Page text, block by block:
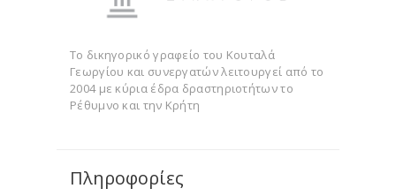
Το δικηγορικό γραφείο του Κουταλά
Γεωργίου και συνεργατών λειτουργεί από το
2004 με κύρια έδρα δραστηριοτήτων το
Ρέθυμνο και την Κρήτη
Πληροφορίες